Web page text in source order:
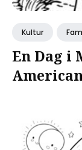
Kultur
En Dag i